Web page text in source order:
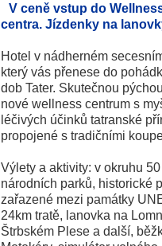
V ceně vstup do
centra. Jízdenky na
Hotel v nádherném
který vás přenese do
dob Tater. Skutečnou
nové wellness centrum s
léčivých účinků tatranské
propojené s tradičními
Výlety a aktivity: v okruhu
národních parků, historické
zařazené mezi památky
24km tratě, lanovka na
Štrbském Plese a další,